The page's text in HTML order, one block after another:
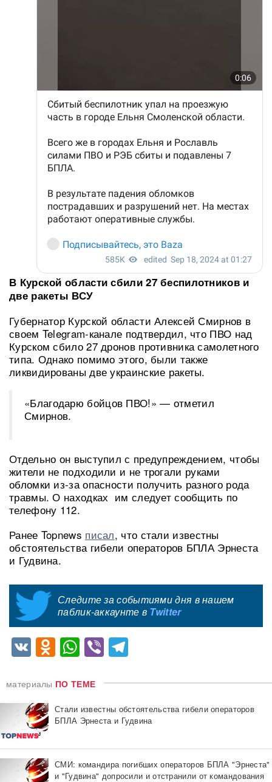
В Курской области сбили 27 беспилотников и
две ракеты ВСУ
Губернатор Курской области Алексей Смирнов в
своем Telegram-канале подтвердил, что ПВО над
Курском сбило 27 дронов противника самолетного
типа. Однако помимо этого, были также
ликвидированы две украинские ракеты.
«Благодарю бойцов ПВО!» — отметил
Смирнов.
Отдельно он выступил с предупреждением, чтобы
жители не подходили и не трогали руками
обломки из-за опасности получить разного рода
травмы. О находках им следует сообщить по
телефону 112.
Ранее Topnews писал, что стали известны
обстоятельства гибели операторов БПЛА Эрнеста
и Гудвина.
Следите за событиями дня в нашем
паблик-аккаунте в Twitter
VKOdnoklassniki
WhatsApp
Viber
материалы ПО ТЕМЕ
Стали известны обстоятельства гибели операторов
БПЛА Эрнеста и Гудвина
СМИ: командира погибших операторов БПЛА "Эрнеста"
и "Гудвина" допросили и отстранили от командования